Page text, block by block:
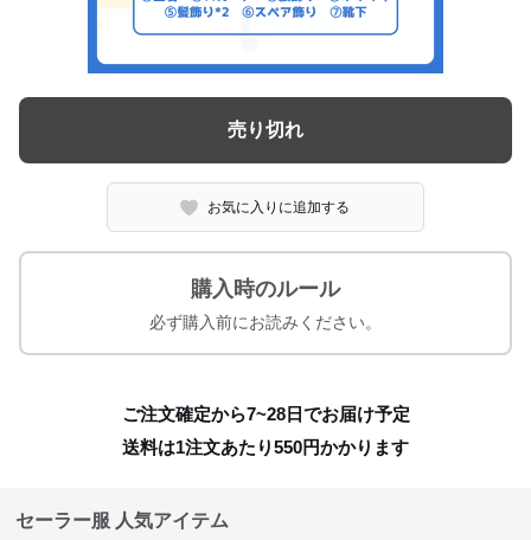
売り切れ
お気に入りに追加する
購入時のルール
必ず購入前にお読みください。
ご注文確定から7~28日でお届け予定
送料は1注文あたり550円かかります
セーラー服 人気アイテム